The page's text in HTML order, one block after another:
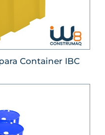
Container IBC